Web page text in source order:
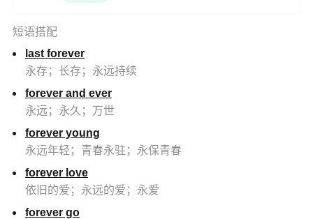
短语搭配
last forever
永存；长存；永远持续
forever and ever
永远；永久；万世
forever young
永远年轻；青春永驻；永保青春
forever love
依旧的爱；永远的爱；永爱
forever go